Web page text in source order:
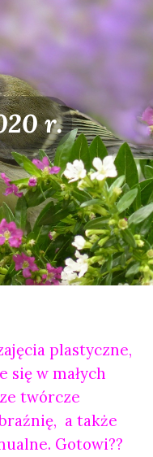
r.
plastyczne,
w małych
twórcze
a także
Gotowi??